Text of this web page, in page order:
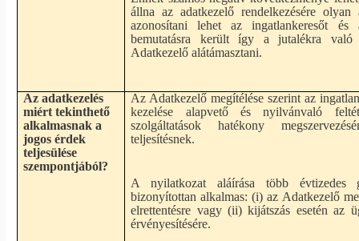
állna az adatkezelő rendelkezésére
azonosítani lehet az ingatlankeresőt és
bemutatásra került így a jutalékra való
Adatkezelő alátámasztani.
Az adatkezelés
miért tekinthető
alkalmasnak a
jogos érdek
teljesülése
szempontjából?
Az Adatkezelő megítélése szerint az
kezelése alapvető és nyilvánvaló
szolgáltatások hatékony
teljesítésnek.
A nyilatkozat aláírása több évtizedes
bizonyítottan alkalmas: (i) az Adatkezelő
elrettentésre vagy (ii) kijátszás esetén az
érvényesítésére.